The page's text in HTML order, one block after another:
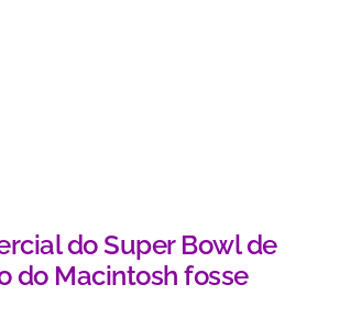
do Super Bowl de
do Macintosh fosse